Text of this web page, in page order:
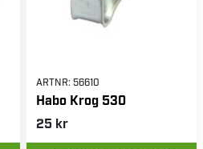
ARTNR: 56610
Habo Krog 530
25 kr